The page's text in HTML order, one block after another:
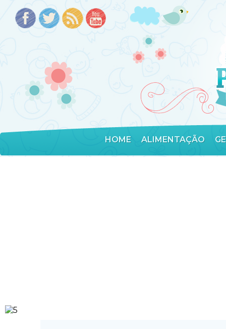
HOME ALIMENTAÇÃO